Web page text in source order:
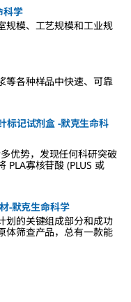
科学
规模、工艺规模和工业规
等各种样品中快速、可靠
记试剂盒 -默克生命科
优势，发现任何科研突破
寡核苷酸 (PLUS 或
-默克生命科学
划的关键组成部分和成功
体筛查产品，总有一款能